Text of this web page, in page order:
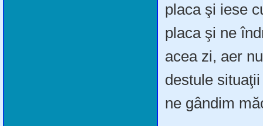
placa şi iese
placa şi ne
acea zi, aer
destule
ne gândim